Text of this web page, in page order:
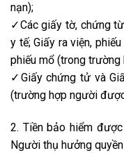
nạn);
✓Các giấy tờ, chứng
y tế; Giấy ra viện,
phiếu mổ (trong
✓Giấy chứng tử và
(trường hợp người
2. Tiền bảo hiểm
Người thụ hưởng